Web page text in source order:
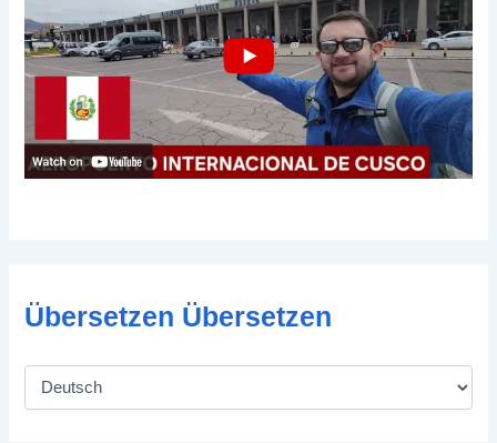
Übersetzen Übersetzen